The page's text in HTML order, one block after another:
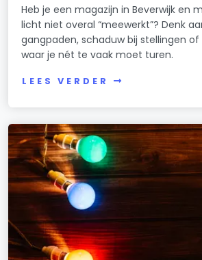
Heb je een magazijn in Beverwijk en
licht niet overal “meewerkt”? Denk
gangpaden, schaduw bij stellingen of
waar je nét te vaak moet turen.
LEES VERDER